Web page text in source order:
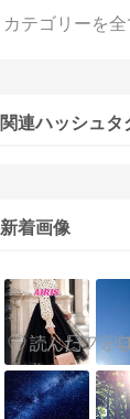
カテゴリーを
関連ハッシュタ
新着画像